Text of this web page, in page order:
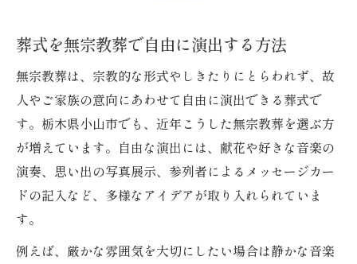
思い出を彩る葬式の写真やメッセージ活用
参列者参加型の葬式で心をつなぐ工夫点
葬式に静けさと温かさを両立する演出
想いを込めた無宗教葬ならではの式次第
葬式の式次第を自由に組み立てるポイント
開式から閉式までの葬式流れの工夫例
家族の想いを引き出す葬式の言葉選び
葬式を無宗教葬で自由に演出する方法
無宗教葬は、宗教的な形式やしきたりにとらわれず、故
人やご家族の意向にあわせて自由に演出できる葬式で
す。栃木県小山市でも、近年こうした無宗教葬を選ぶ方
が増えています。自由な演出には、献花や好きな音楽の
演奏、思い出の写真展示、参列者によるメッセージカー
ドの記入など、多様なアイデアが取り入れられていま
す。
例えば、厳かな雰囲気を大切にしたい場合は静かな音楽